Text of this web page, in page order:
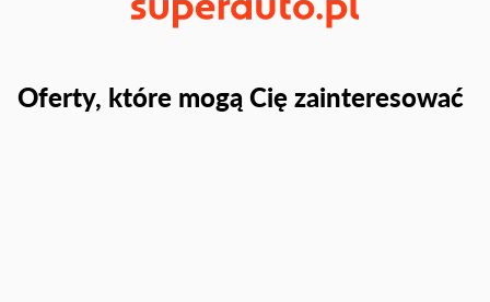
Oferty, które mogą Cię zainteresować